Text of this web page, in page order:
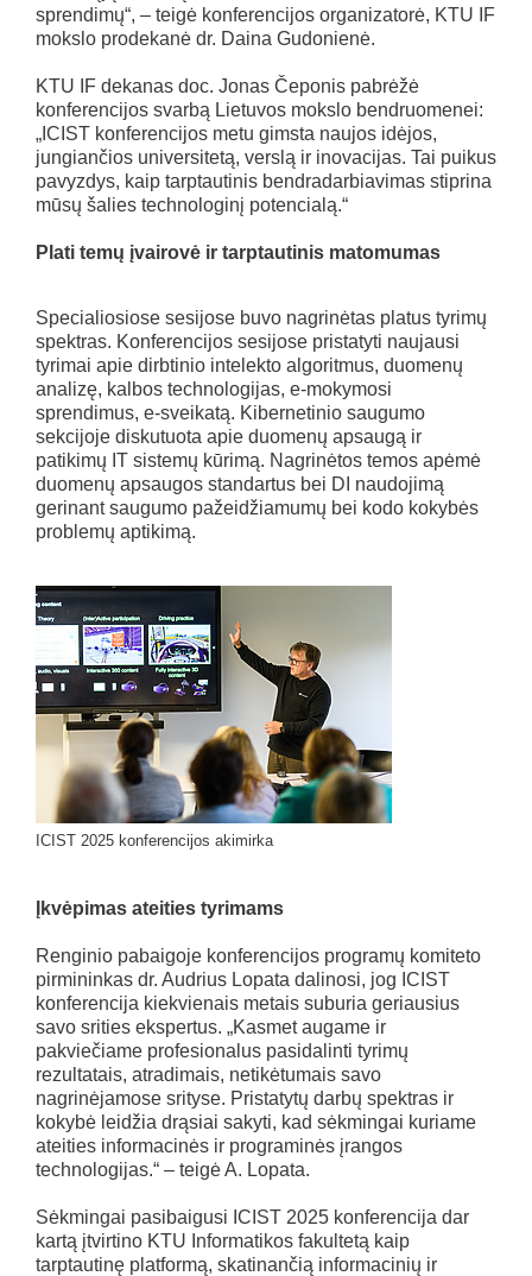
sprendimų“, – teigė konferencijos organizatorė, KTU IF
mokslo prodekanė dr. Daina Gudonienė.
KTU IF dekanas doc. Jonas Čeponis pabrėžė
konferencijos svarbą Lietuvos mokslo bendruomenei:
„ICIST konferencijos metu gimsta naujos idėjos,
jungiančios universitetą, verslą ir inovacijas. Tai puikus
pavyzdys, kaip tarptautinis bendradarbiavimas stiprina
mūsų šalies technologinį potencialą.“
Plati temų įvairovė ir tarptautinis matomumas
Specialiosiose sesijose buvo nagrinėtas platus tyrimų
spektras. Konferencijos sesijose pristatyti naujausi
tyrimai apie dirbtinio intelekto algoritmus, duomenų
analizę, kalbos technologijas, e-mokymosi
sprendimus, e-sveikatą. Kibernetinio saugumo
sekcijoje diskutuota apie duomenų apsaugą ir
patikimų IT sistemų kūrimą. Nagrinėtos temos apėmė
duomenų apsaugos standartus bei DI naudojimą
gerinant saugumo pažeidžiamumų bei kodo kokybės
problemų aptikimą.
ICIST 2025 konferencijos akimirka
Įkvėpimas ateities tyrimams
Renginio pabaigoje konferencijos programų komiteto
pirmininkas dr. Audrius Lopata dalinosi, jog ICIST
konferencija kiekvienais metais suburia geriausius
savo srities ekspertus. „Kasmet augame ir
pakviečiame profesionalus pasidalinti tyrimų
rezultatais, atradimais, netikėtumais savo
nagrinėjamose srityse. Pristatytų darbų spektras ir
kokybė leidžia drąsiai sakyti, kad sėkmingai kuriame
ateities informacinės ir programinės įrangos
technologijas.“ – teigė A. Lopata.
Sėkmingai pasibaigusi ICIST 2025 konferencija dar
kartą įtvirtino KTU Informatikos fakultetą kaip
tarptautinę platformą, skatinančią informacinių ir